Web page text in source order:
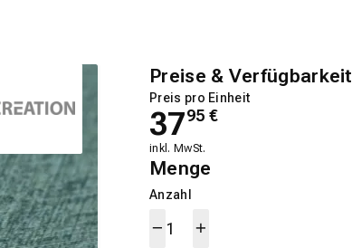
Preise & Verfügbarkeit
Preis pro Einheit
3795 €
inkl. MwSt.
Menge
Anzahl